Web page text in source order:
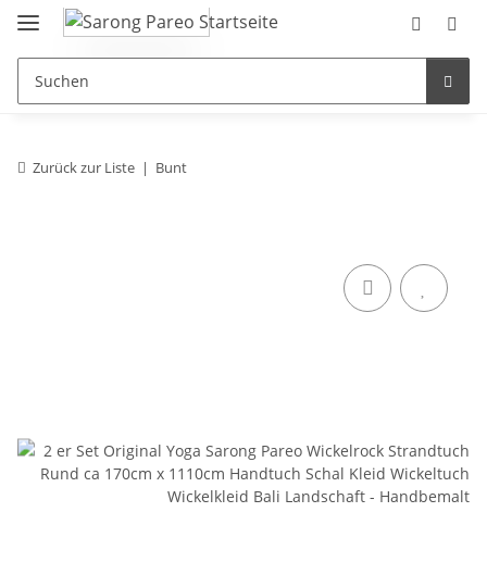
Zurück zur Liste Bunt